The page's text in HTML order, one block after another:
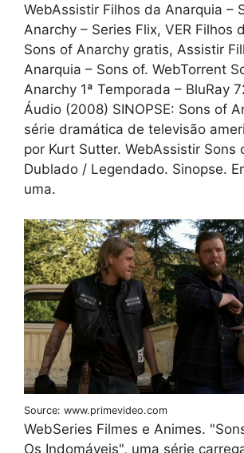
WebAssistir Filhos da Anarquia –
Anarchy – Series Flix, VER Filhos
Sons of Anarchy gratis, Assistir
Anarquia – Sons of. WebTorrent
Anarchy 1ª Temporada – BluRay
Áudio (2008) SINOPSE: Sons of
série dramática de televisão
por Kurt Sutter. WebAssistir Sons
Dublado / Legendado. Sinopse.
uma.
Source: www.primevideo.com
WebSeries Filmes e Animes.
Os Indomáveis", uma série